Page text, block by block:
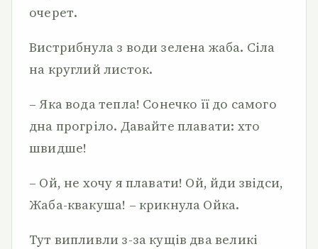
очерет.
Вистрибнула з води зелена жаба. Сіла
на круглий листок.
– Яка вода тепла! Сонечко її до самого
дна прогріло. Давайте плавати: хто
швидше!
– Ой, не хочу я плавати! Ой, йди звідси,
Жаба-квакуша! – крикнула Ойка.
Тут випливли з-за кущів два великі